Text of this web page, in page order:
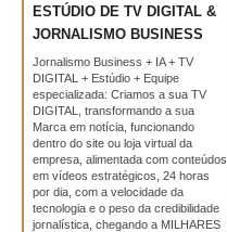
ESTÚDIO DE TV DIGITAL &
JORNALISMO BUSINESS
Jornalismo Business + IA + TV
DIGITAL + Estúdio + Equipe
especializada: Criamos a sua TV
DIGITAL, transformando a sua
Marca em notícia, funcionando
dentro do site ou loja virtual da
empresa, alimentada com conteúdos
em vídeos estratégicos, 24 horas
por dia, com a velocidade da
tecnologia e o peso da credibilidade
jornalística, chegando a MILHARES